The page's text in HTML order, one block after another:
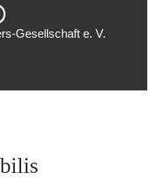
Gesellschaft e. V.